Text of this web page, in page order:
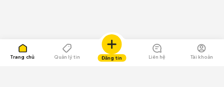
Trang chủ Quản lý tin Đăng tin Liên hệ Tài khoản